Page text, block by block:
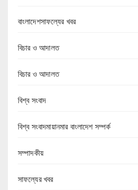
বাংলাদেশসাফল্যের খবর
বিচার ও আদালত
বিচার ও আদালত
বিশ্ব সংবাদ
বিশ্ব সংবাদমায়ানমার বাংলাদেশ সম্পর্ক
সম্পাদকীয়
সাফল্যের খবর